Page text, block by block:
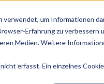
um Informationen
Erfahrung zu verbessern
Medien. Weitere
erfasst. Ein einzelnes